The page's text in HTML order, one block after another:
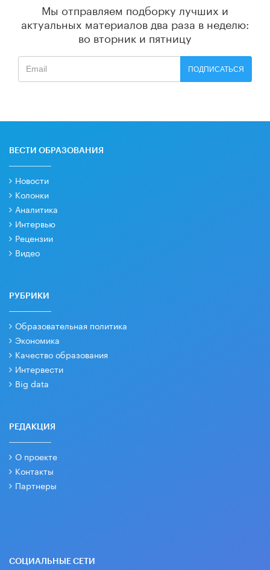
Мы отправляем подборку лучших и
актуальных материалов два раза в неделю:
во вторник и пятницу
ПОДПИСАТЬСЯ
ВЕСТИ ОБРАЗОВАНИЯ
Новости
Колонки
Аналитика
Интервью
Рецензии
Видео
РУБРИКИ
Образовательная политика
Экономика
Качество образования
Интервести
Big data
РЕДАКЦИЯ
О проекте
Контакты
Партнеры
СОЦИАЛЬНЫЕ СЕТИ